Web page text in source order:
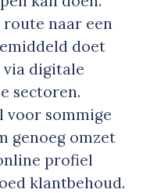
naar een
doet
via digitale
sectoren.
voor sommige
genoeg omzet
profiel
klantbehoud.